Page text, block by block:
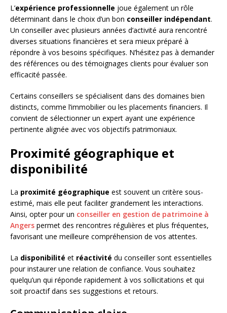
L’expérience professionnelle joue également un rôle
déterminant dans le choix d’un bon conseiller indépendant.
Un conseiller avec plusieurs années d’activité aura rencontré
diverses situations financières et sera mieux préparé à
répondre à vos besoins spécifiques. N’hésitez pas à demander
des références ou des témoignages clients pour évaluer son
efficacité passée.
Certains conseillers se spécialisent dans des domaines bien
distincts, comme l’immobilier ou les placements financiers. Il
convient de sélectionner un expert ayant une expérience
pertinente alignée avec vos objectifs patrimoniaux.
Proximité géographique et
disponibilité
La proximité géographique est souvent un critère sous-
estimé, mais elle peut faciliter grandement les interactions.
Ainsi, opter pour un conseiller en gestion de patrimoine à
Angers permet des rencontres régulières et plus fréquentes,
favorisant une meilleure compréhension de vos attentes.
La disponibilité et réactivité du conseiller sont essentielles
pour instaurer une relation de confiance. Vous souhaitez
quelqu’un qui réponde rapidement à vos sollicitations et qui
soit proactif dans ses suggestions et retours.